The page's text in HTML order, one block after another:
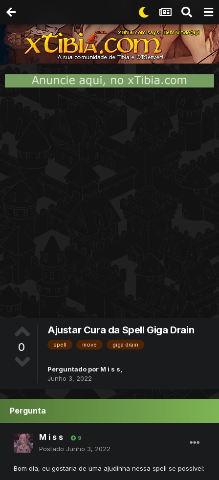
0
Ajustar Cura da Spell Giga Drain
spell move giga drain
Perguntado por M i s s
Junho 3, 2022
Pergunta
M i s s 9
Postado Junho 3, 2022
Bom dia, eu gostaria de uma ajudinha nessa spell se possível: